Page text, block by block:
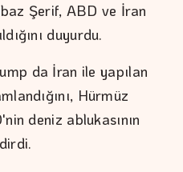
Şerif, ABD ve İran
duyurdu.
da İran ile yapılan
Hürmüz
deniz ablukasının